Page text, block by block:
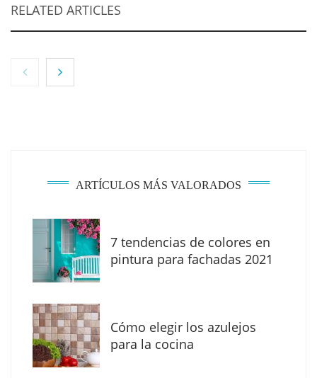
RELATED ARTICLES
The Factory School explica por qué aprender
herramientas de IA ya no es suficiente para
los profesionales de la arquitectura
ARTÍCULOS MÁS VALORADOS
7 tendencias de colores en
pintura para fachadas 2021
Cómo elegir los azulejos
para la cocina